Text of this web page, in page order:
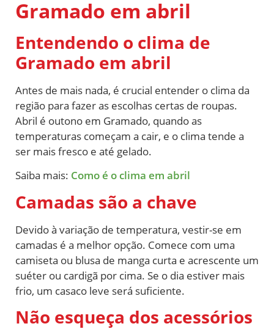
Gramado em abril
Entendendo o clima de
Gramado em abril
Antes de mais nada, é crucial entender o clima da
região para fazer as escolhas certas de roupas.
Abril é outono em Gramado, quando as
temperaturas começam a cair, e o clima tende a
ser mais fresco e até gelado.
Saiba mais: Como é o clima em abril
Camadas são a chave
Devido à variação de temperatura, vestir-se em
camadas é a melhor opção. Comece com uma
camiseta ou blusa de manga curta e acrescente um
suéter ou cardigã por cima. Se o dia estiver mais
frio, um casaco leve será suficiente.
Não esqueça dos acessórios